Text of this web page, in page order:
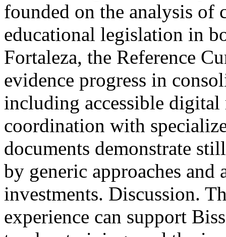
founded on the analysis of
educational legislation in
Fortaleza, the Reference
evidence progress in
including accessible digital
coordination with
documents demonstrate
by generic approaches and
investments. Discussion.
experience can support